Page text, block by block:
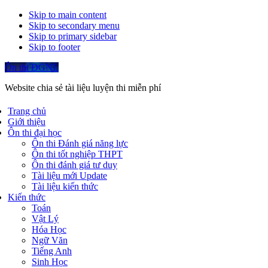
Skip to main content
Skip to secondary menu
Skip to primary sidebar
Skip to footer
Ôn thi ĐGNL
Website chia sẻ tài liệu luyện thi miễn phí
Trang chủ
Giới thiệu
Ôn thi đại học
Ôn thi Đánh giá năng lực
Ôn thi tốt nghiệp THPT
Ôn thi đánh giá tư duy
Tài liệu mới Update
Tài liệu kiến thức
Kiến thức
Toán
Vật Lý
Hóa Học
Ngữ Văn
Tiếng Anh
Sinh Học